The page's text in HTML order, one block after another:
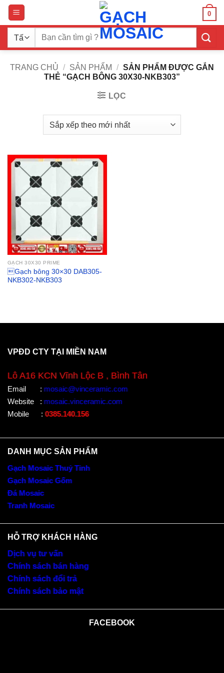
Bỏ
qua
nội
dung
0
Tìm
TRANG CHỦ / SẢN PHẨM / SẢN PHẨM ĐƯỢC GẮN
THẺ “GẠCH BÔNG 30X30-NKB303”
LỌC
GẠCH 30X30 PRIME
Gạch bông 30×30 DAB305-
NKB302-NKB303
VPĐD CTY TẠI MIỀN NAM
Lô A16 KCN Vĩnh Lộc B , Bình Tân
Email : mosaic@vinceramic.com
Website
: mosaic.vinceramic.com
Mobile
: 0385.140.156
DANH MỤC SẢN PHẨM
Gạch Mosaic Thuỷ Tinh
Gạch Mosaic Gốm
Đá Mosaic
Tranh Mosaic
HỖ TRỢ KHÁCH HÀNG
Dịch vụ tư vấn
Chính sách bán hàng
Chính sách đổi trả
Chính sách bảo mật
FACEBOOK